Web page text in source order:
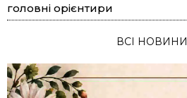
головні орієнтири
ВСІ НОВИНИ